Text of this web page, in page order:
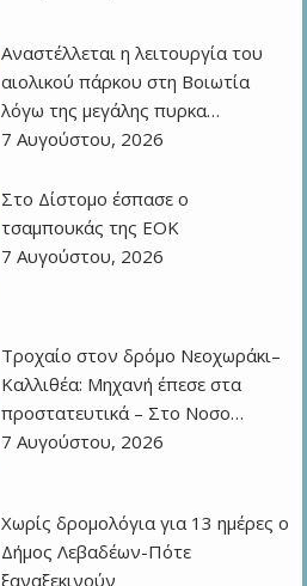
Αναστέλλεται η λειτουργία του
αιολικού πάρκου στη Βοιωτία
λόγω της μεγάλης πυρκα…
7 Αυγούστου, 2026
Στο Δίστομο έσπασε ο
τσαμπουκάς της ΕΟΚ
7 Αυγούστου, 2026
Τροχαίο στον δρόμο Νεοχωράκι–
Καλλιθέα: Μηχανή έπεσε στα
προστατευτικά – Στο Νοσο…
7 Αυγούστου, 2026
Χωρίς δρομολόγια για 13 ημέρες ο
Δήμος Λεβαδέων-Πότε
ξαναξεκινούν